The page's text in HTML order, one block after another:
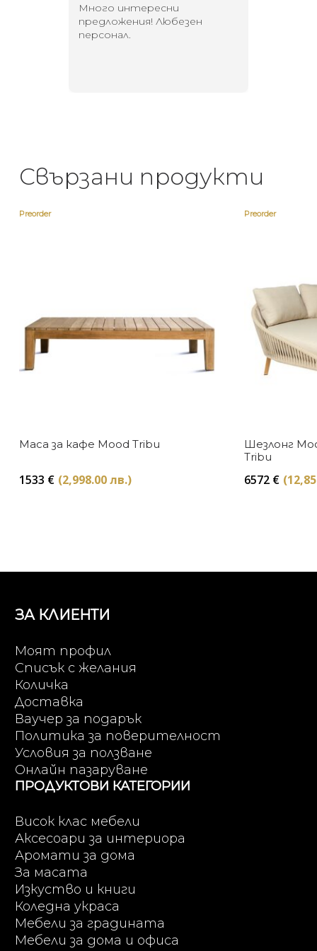
Много интересни
предложения! Любезен
персонал.
Свързани продукти
Preorder
Маса за кафе Mood Tribu
1533 € (2,998.00 лв.)
Preorder
Шезлонг
Tribu
6572 €
ЗА КЛИЕНТИ
Моят профил
Списък с желания
Количка
Доставка
Ваучер за подарък
Политика за поверителност
Условия за ползване
Онлайн пазаруване
ПРОДУКТОВИ КАТЕГОРИИ
Висок клас мебели
Аксесоари за интериора
Аромати за дома
За масата
Изкуство и книги
Коледна украса
Мебели за градината
Мебели за дома и офиса